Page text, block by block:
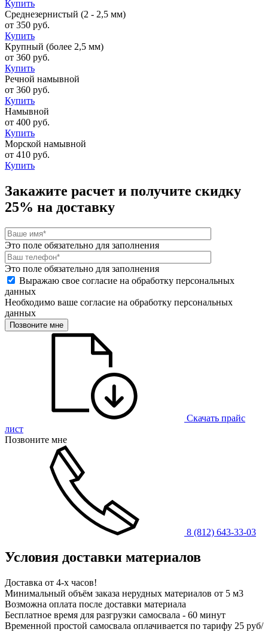
Купить
Среднезернистый (2 - 2,5 мм)
от 350 руб.
Купить
Крупный (более 2,5 мм)
от 360 руб.
Купить
Речной намывной
от 360 руб.
Купить
Намывной
от 400 руб.
Купить
Морской намывной
от 410 руб.
Купить
Закажите расчет и получите скидку
25% на доставку
Это поле обязательно для заполнения
Это поле обязательно для заполнения
Выражаю свое согласие на обработку персональных
данных
Необходимо ваше согласие на обработку персональных
данных
Позвоните мне
Скачать прайс
лист
Позвоните мне
8 (812) 643-33-03
Условия доставки материалов
Доставка от 4-х часов!
Минимальный объём заказа нерудных материалов от 5 м3
Возможна оплата после доставки материала
Бесплатное время для разгрузки самосвала - 60 минут
Временной простой самосвала оплачивается по тарифу 25 руб/